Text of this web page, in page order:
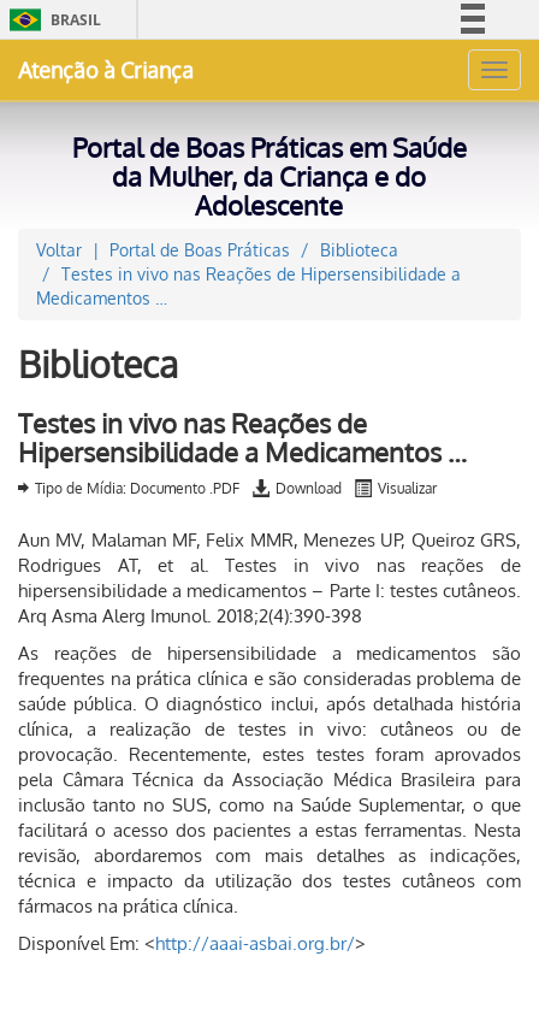
BRASIL
Acesso à informação
Atenção à Criança
Portal de Boas Práticas em Saúde
da Mulher, da Criança e do
Adolescente
Voltar Portal de Boas Práticas
Biblioteca
Testes in vivo nas Reações de Hipersensibilidade a
Medicamentos …
Biblioteca
Testes in vivo nas Reações de
Hipersensibilidade a Medicamentos …
Tipo de Mídia: Documento .PDF Download Visualizar
Aun MV, Malaman MF, Felix MMR, Menezes UP, Queiroz GRS,
Rodrigues AT, et al. Testes in vivo nas reações de
hipersensibilidade a medicamentos – Parte I: testes cutâneos.
Arq Asma Alerg Imunol. 2018;2(4):390-398
As reações de hipersensibilidade a medicamentos são
frequentes na prática clínica e são consideradas problema de
saúde pública. O diagnóstico inclui, após detalhada história
clínica, a realização de testes in vivo: cutâneos ou de
provocação. Recentemente, estes testes foram aprovados
pela Câmara Técnica da Associação Médica Brasileira para
inclusão tanto no SUS, como na Saúde Suplementar, o que
facilitará o acesso dos pacientes a estas ferramentas. Nesta
revisão, abordaremos com mais detalhes as indicações,
técnica e impacto da utilização dos testes cutâneos com
fármacos na prática clínica.
Disponível Em: <http://aaai-asbai.org.br/>